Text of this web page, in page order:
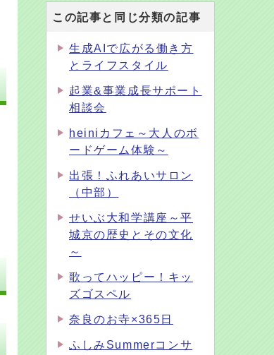
この記事と同じ分類の記事
生成AIで広がる働き方
とライフスタイル
起業&事業成長サポート
相談会
heiniカフェ～大人のボ
ードゲーム体験～
出張！ふれあいサロン
（中部）
せいぶ大和学講座～平
城京の歴史とその文化
～
歌ってハッピー！キッ
ズゴスペル
奈良のお寺×365日
ふしみSummerコンサ